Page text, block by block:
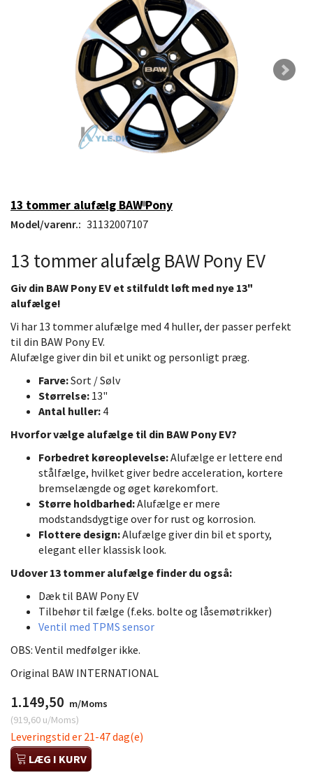
13 tommer alufælg BAW Pony
Model/varenr.: 31132007107
13 tommer alufælg BAW Pony EV
Giv din BAW Pony EV et stilfuldt løft med nye 13"
alufælge!
Vi har 13 tommer alufælge med 4 huller, der passer perfekt
til din BAW Pony EV.
Alufælge giver din bil et unikt og personligt præg.
Farve:Sort / Sølv
Størrelse: 13"
Antal huller: 4
Hvorfor vælge alufælge til din BAW Pony EV?
Forbedret køreoplevelse:Alufælge er lettere end
stålfælge, hvilket giver bedre acceleration, kortere
bremselængde og øget kørekomfort.
Større holdbarhed:Alufælge er mere
modstandsdygtige over for rust og korrosion.
Flottere design:Alufælge giver din bil et sporty,
elegant eller klassisk look.
Udover 13 tommer alufælge finder du også:
Dæk til BAW Pony EV
Tilbehør til fælge (f.eks. bolte og låsemøtrikker)
Ventil med TPMS sensor
OBS: Ventil medfølger ikke.
Original BAW INTERNATIONAL
1.149,50 m/Moms
(919,60 u/Moms)
Leveringstid er 21-47 dag(e)
LÆG I KURV